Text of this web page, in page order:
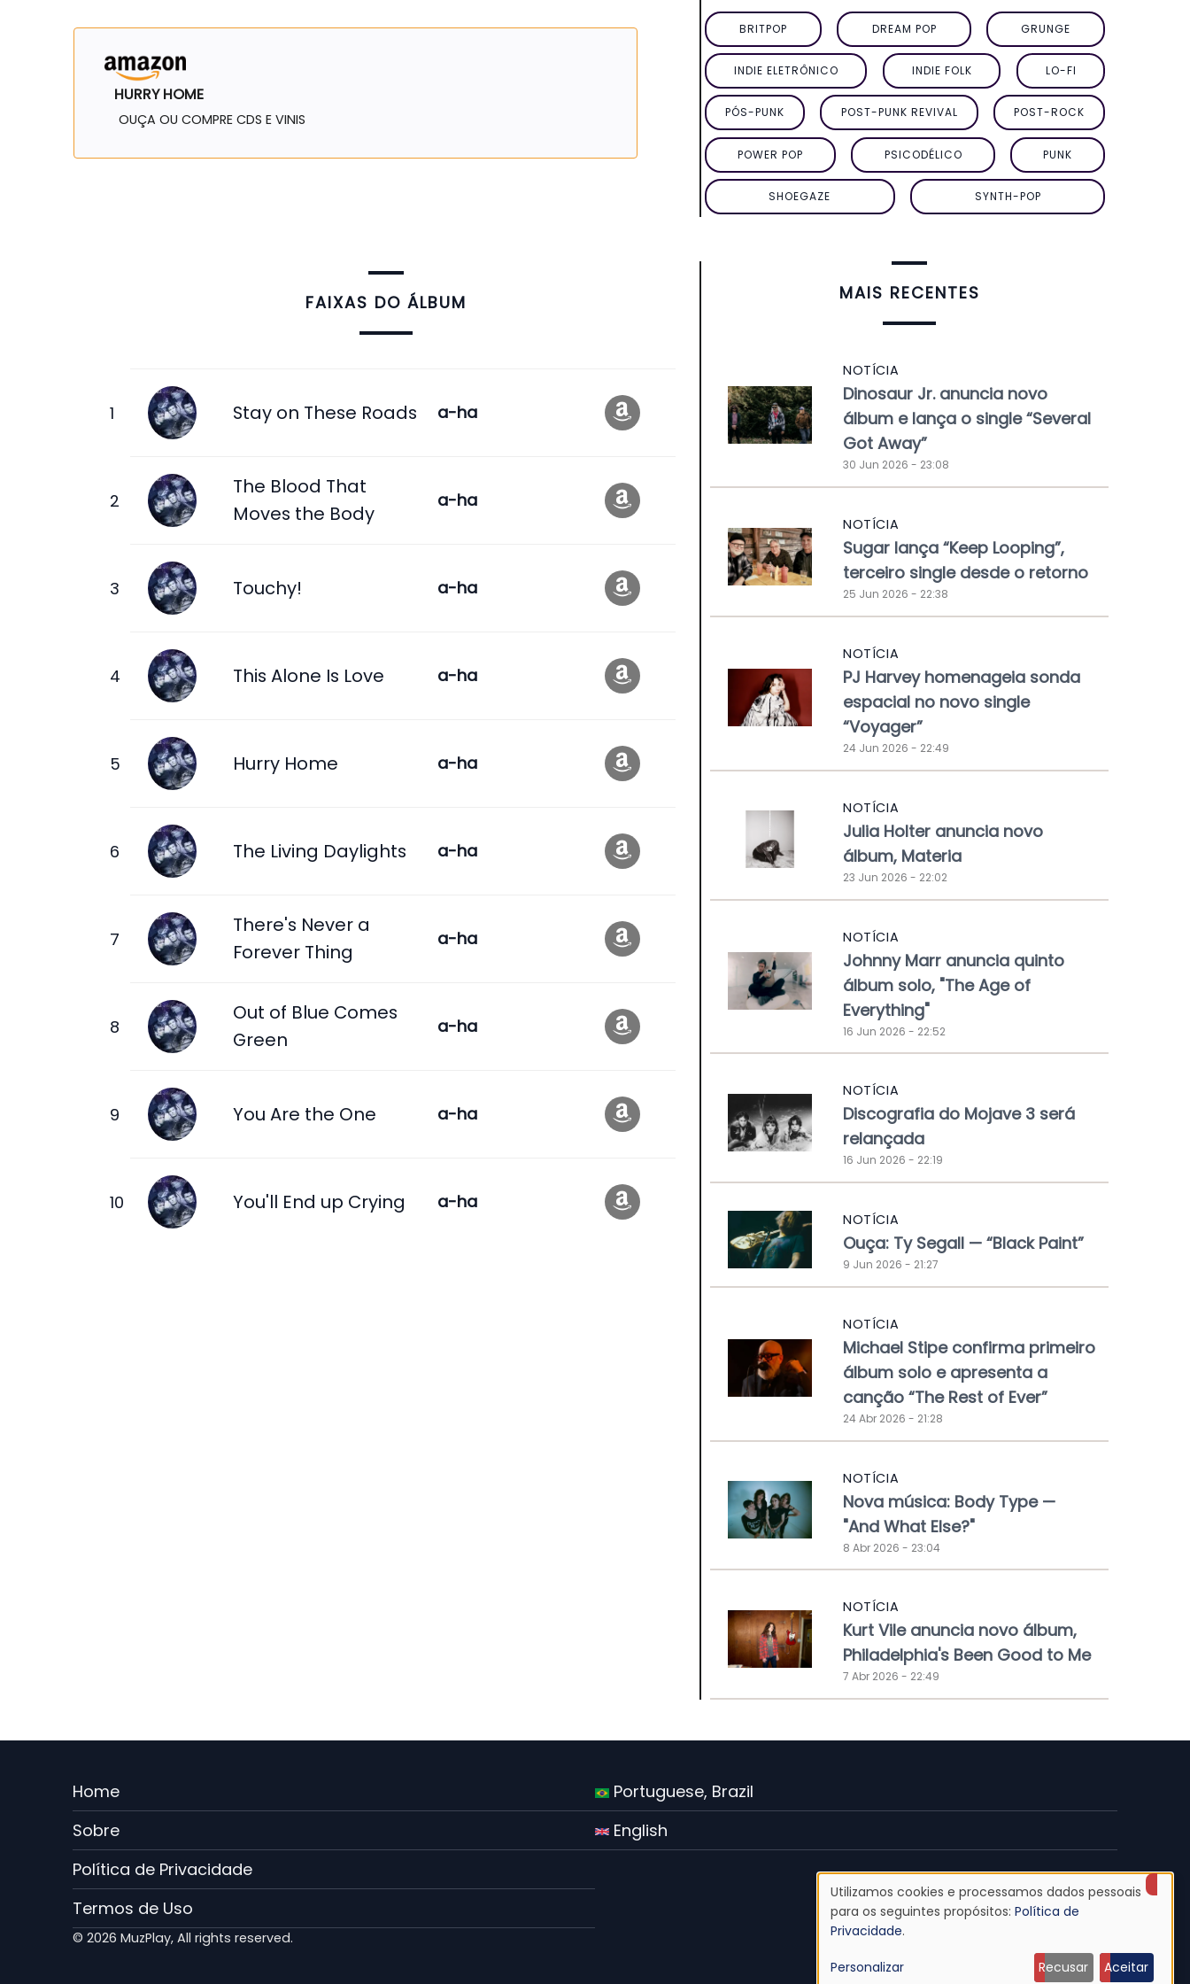
HURRY HOME
OUÇA OU COMPRE CDS E VINIS
FAIXAS DO ÁLBUM
Stay on These Roads a-ha
The Blood That
Moves the Body
a-ha
Touchy! a-ha
This Alone Is Love a-ha
Hurry Home a-ha
The Living Daylights a-ha
There's Never a
Forever Thing
a-ha
Out of Blue Comes
Green
a-ha
You Are the One a-ha
You'll End up Crying a-ha
BRITPOP DREAM POP GRUNGE
INDIE ELETRÔNICO INDIE FOLK LO-FI
PÓS-PUNK POST-PUNK REVIVAL POST-ROCK
POWER POP PSICODÉLICO PUNK
SHOEGAZE SYNTH-POP
MAIS RECENTES
NOTÍCIA
Dinosaur Jr. anuncia novo
álbum e lança o single “Several
Got Away”
30 Jun 2026 - 23:08
NOTÍCIA
Sugar lança “Keep Looping”,
terceiro single desde o retorno
25 Jun 2026 - 22:38
NOTÍCIA
PJ Harvey homenageia sonda
espacial no novo single
“Voyager”
24 Jun 2026 - 22:49
NOTÍCIA
Julia Holter anuncia novo
álbum, Materia
23 Jun 2026 - 22:02
NOTÍCIA
Johnny Marr anuncia quinto
álbum solo, "The Age of
Everything"
16 Jun 2026 - 22:52
NOTÍCIA
Discografia do Mojave 3 será
relançada
16 Jun 2026 - 22:19
NOTÍCIA
Ouça: Ty Segall — “Black Paint”
9 Jun 2026 - 21:27
NOTÍCIA
Michael Stipe confirma primeiro
álbum solo e apresenta a
canção “The Rest of Ever”
24 Abr 2026 - 21:28
NOTÍCIA
Nova música: Body Type —
"And What Else?"
8 Abr 2026 - 23:04
NOTÍCIA
Kurt Vile anuncia novo álbum,
Philadelphia's Been Good to Me
7 Abr 2026 - 22:49
Menu
Rodape
PT
Home
Sobre
Política de Privacidade
Termos de Uso
Portuguese, Brazil
English
© 2026 MuzPlay, All rights reserved.
Uso
de
Utilizamos cookies e processamos dados pessoais
para os seguintes propósitos: Política de
Privacidade.
Personalizar Recusar Aceitar